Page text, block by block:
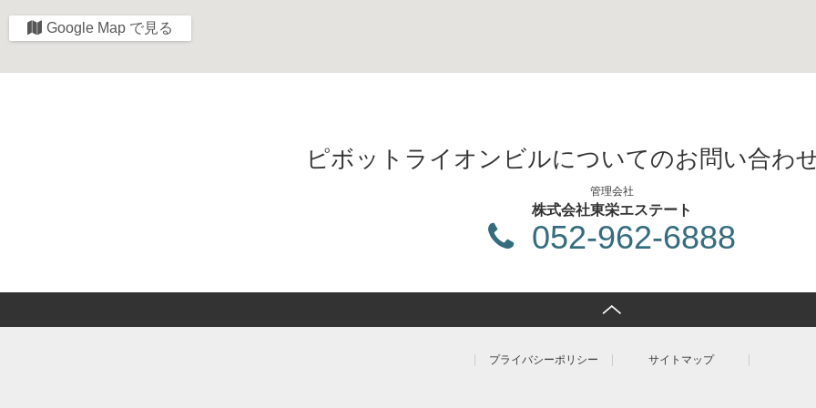
Google Map で見る
ピボットライオンビルについてのお問い合わ
管理会社
株式会社東栄エステート
052-962-6888
ー
プライバシーポリシー サイトマップ